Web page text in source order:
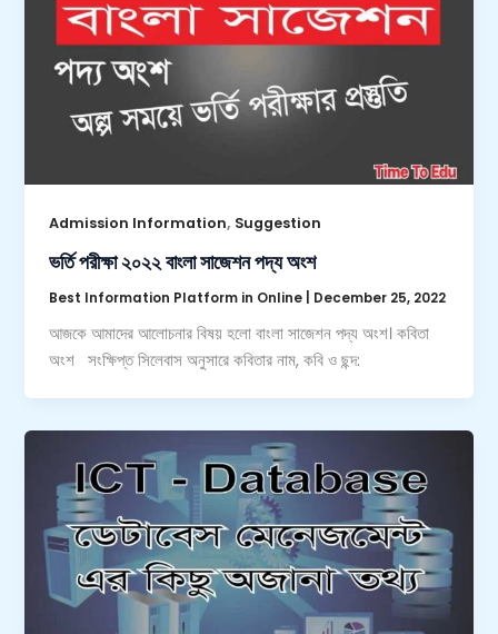
Admission Information, Suggestion
ভর্তি পরীক্ষা ২০২২ বাংলা সাজেশন পদ্য অংশ
Best Information Platform in Online December 25, 2022
আজকে আমাদের আলোচনার বিষয় হলো বাংলা সাজেশন পদ্য অংশ। কবিতা
অংশ সংক্ষিপ্ত সিলেবাস অনুসারে কবিতার নাম, কবি ও ছন্দ: